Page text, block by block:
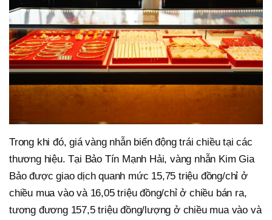
Trong khi đó, giá vàng nhẫn biến động trái chiều tại các
thương hiệu. Tại Bảo Tín Mạnh Hải, vàng nhẫn Kim Gia
Bảo được giao dịch quanh mức 15,75 triệu đồng/chỉ ở
chiều mua vào và 16,05 triệu đồng/chỉ ở chiều bán ra,
tương đương 157,5 triệu đồng/lượng ở chiều mua vào và